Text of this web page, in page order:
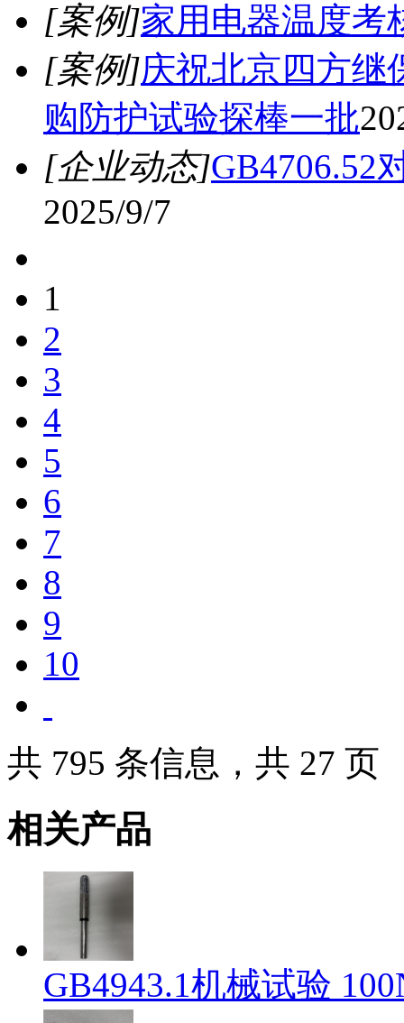
[案例]家用电器温度考
[案例]庆祝北京四方继
购防护试验探棒一批
[企业动态]GB4706.52
2025/9/7
1
2
3
4
5
6
7
8
9
10
共 795 条信息，共 27 页
相关产品
GB4943.1机械试验